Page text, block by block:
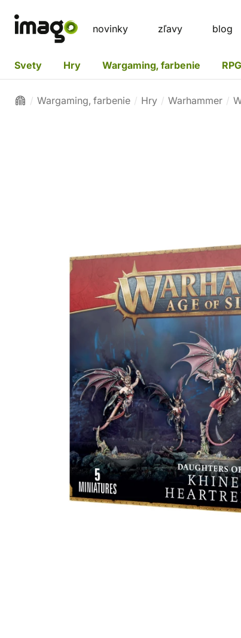
novinky zľavy blog
Svety Hry Wargaming, farbenie RPG
Wargaming, farbenie Hry Warhammer